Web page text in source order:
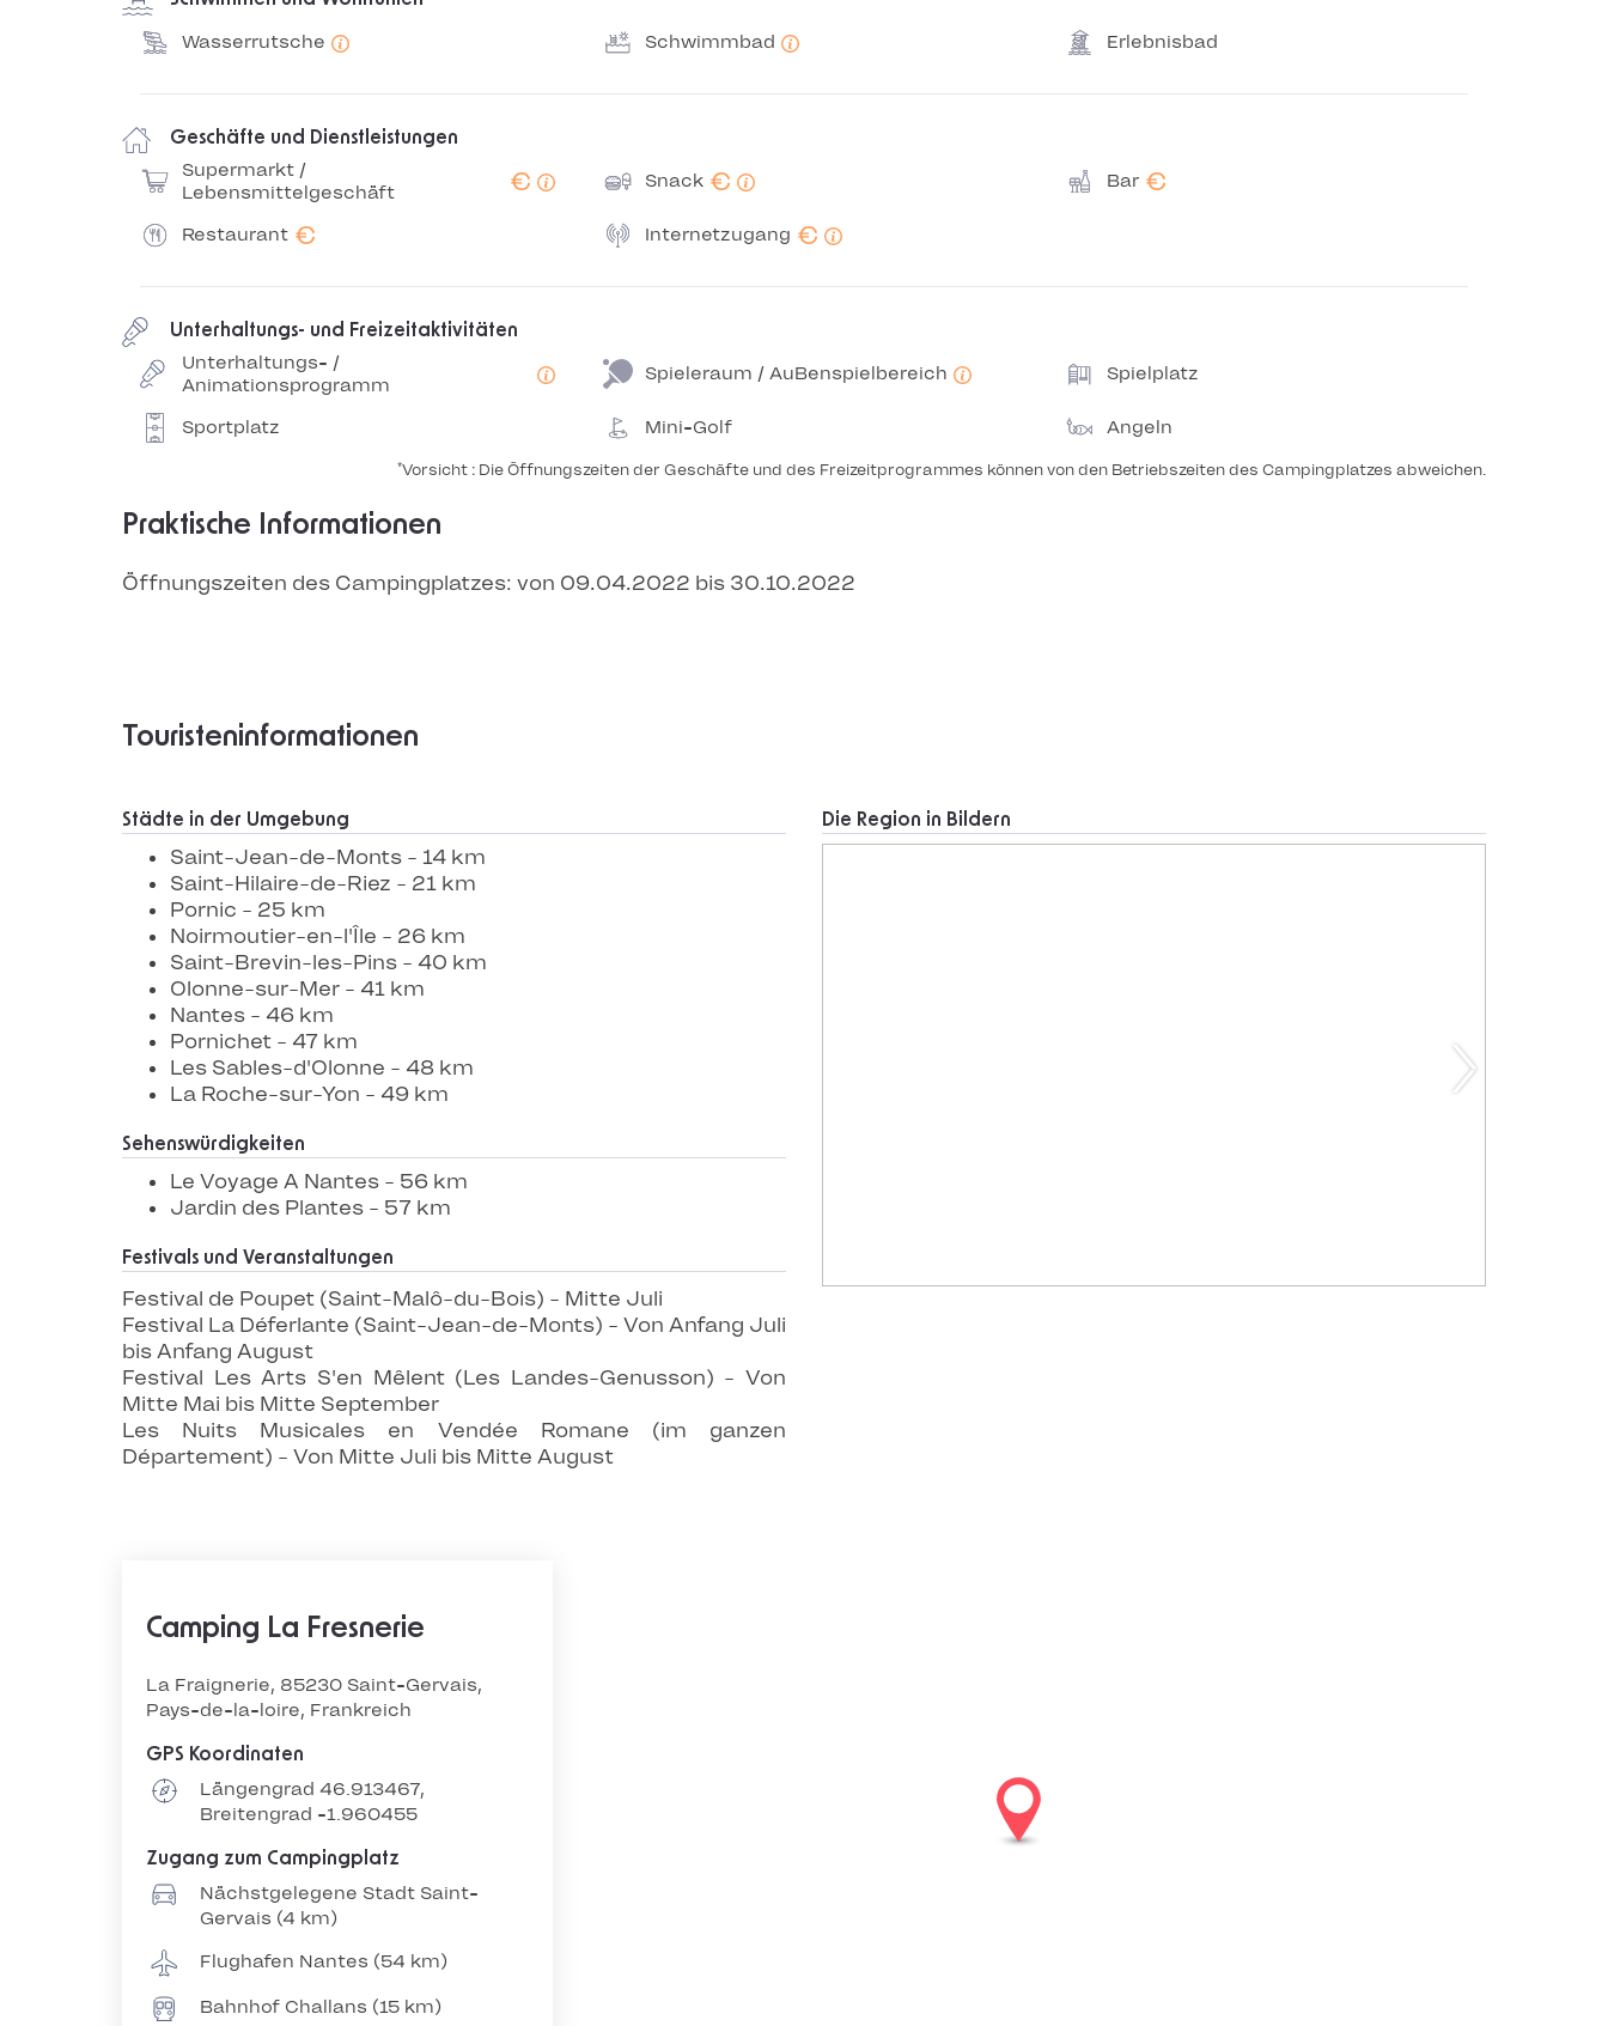
Wasserrutsche Schwimmbad Erlebnisbad
Geschäfte und Dienstleistungen
Supermarkt /
Lebensmittelgeschäft
€ Snack € Bar €
Restaurant € Internetzugang €
Unterhaltungs- und Freizeitaktivitäten
Unterhaltungs- /
Animationsprogramm
Spieleraum / AuBenspielbereich Spielplatz
Sportplatz Mini-Golf Angeln
*Vorsicht : Die Öffnungszeiten der Geschäfte und des Freizeitprogrammes können von den Betriebszeiten des Campingplatzes abweichen.
Praktische Informationen
Öffnungszeiten des Campingplatzes: von 09.04.2022 bis 30.10.2022
Touristeninformationen
Städte in der Umgebung
Saint-Jean-de-Monts - 14 km
Saint-Hilaire-de-Riez - 21 km
Pornic - 25 km
Noirmoutier-en-l'Île - 26 km
Saint-Brevin-les-Pins - 40 km
Olonne-sur-Mer - 41 km
Nantes - 46 km
Pornichet - 47 km
Les Sables-d'Olonne - 48 km
La Roche-sur-Yon - 49 km
Sehenswürdigkeiten
Le Voyage A Nantes - 56 km
Jardin des Plantes - 57 km
Festivals und Veranstaltungen
Festival de Poupet (Saint-Malô-du-Bois) - Mitte Juli
Festival La Déferlante (Saint-Jean-de-Monts) - Von Anfang Juli
bis Anfang August
Festival Les Arts S'en Mêlent (Les Landes-Genusson) - Von
Mitte Mai bis Mitte September
Les Nuits Musicales en Vendée Romane (im ganzen
Département) - Von Mitte Juli bis Mitte August
Die Region in Bildern
Camping La Fresnerie
La Fraignerie, 85230 Saint-Gervais,
Pays-de-la-loire, Frankreich
GPS Koordinaten
Längengrad 46.913467,
Breitengrad -1.960455
Zugang zum Campingplatz
Nächstgelegene Stadt Saint-
Gervais (4 km)
Flughafen Nantes (54 km)
Bahnhof Challans (15 km)